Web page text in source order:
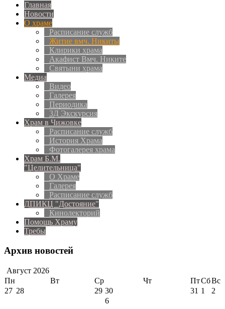
Главная
Новости
О храме
Расписание служб
Житие вмч. Никиты
Клирики храма
Акафист Вмч. Никите
Святыни храма
Медиа
Видео
Галерея
Периодика
3Д Экскурсия
Храм в Чижовке
Расписание служб
История Храма
Фотогалерея храма
Храм Б.М.
"Целительница"
О Храме
Галерея
Расписание служб
ДПИКЦ "Достояние"
Кинолекторий
Помощь Храму
Требы
Архив новостей
Август 2026
Пн
Вт Ср Чт ПтСбВс
27 28 29 30 31 1 2
6